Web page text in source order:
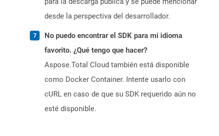
desde la perspectiva del desarrollador.
No puedo encontrar el SDK para mi idioma
favorito. ¿Qué tengo que hacer?
Aspose.Total Cloud también está disponible
como Docker Container. Intente usarlo con
cURL en caso de que su SDK requerido aún no
esté disponible.